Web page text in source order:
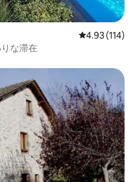
レビュー114
4.93 (114)
な滞在